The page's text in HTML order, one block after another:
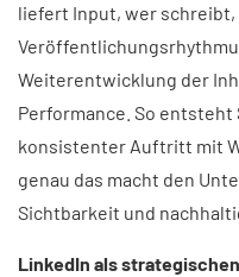
liefert Input, wer
Weiterentwicklung der
Performance. So
konsistenter Auftritt mit
genau das macht den
Sichtbarkeit und
LinkedIn als